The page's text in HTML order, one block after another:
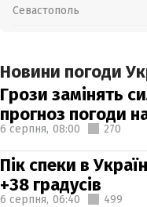
Севастополь
Новини погоди
Грози замінять
прогноз погоди
6 серпня, 08:00 270
Пік спеки в
+38 градусів
6 серпня, 06:40 499